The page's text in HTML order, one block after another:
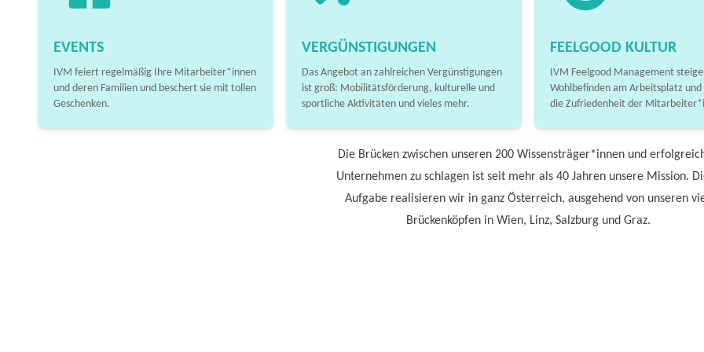
EVENTS
IVM feiert regelmäßig Ihre Mitarbeiter*innen
und deren Familien und beschert sie mit tollen
Geschenken.
VERGÜNSTIGUNGEN
Das Angebot an zahlreichen Vergünstigungen
ist groß: Mobilitätsförderung, kulturelle und
sportliche Aktivitäten und vieles mehr.
FEELGOOD KULTUR
IVM Feelgood Management
Wohlbefinden am Arbeitsplatz und
die Zufriedenheit der
Die Brücken zwischen unseren 200 Wissensträger*innen und
Unternehmen zu schlagen ist seit mehr als 40 Jahren unsere Mission.
Aufgabe realisieren wir in ganz Österreich, ausgehend von unseren
Brückenköpfen in Wien, Linz, Salzburg und Graz.